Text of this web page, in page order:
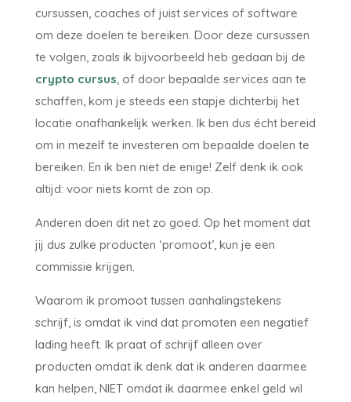
cursussen, coaches of juist services of software
om deze doelen te bereiken. Door deze cursussen
te volgen, zoals ik bijvoorbeeld heb gedaan bij de
crypto cursus, of door bepaalde services aan te
schaffen, kom je steeds een stapje dichterbij het
locatie onafhankelijk werken. Ik ben dus écht bereid
om in mezelf te investeren om bepaalde doelen te
bereiken. En ik ben niet de enige! Zelf denk ik ook
altijd: voor niets komt de zon op.
Anderen doen dit net zo goed. Op het moment dat
jij dus zulke producten ‘promoot’, kun je een
commissie krijgen.
Waarom ik promoot tussen aanhalingstekens
schrijf, is omdat ik vind dat promoten een negatief
lading heeft. Ik praat of schrijf alleen over
producten omdat ik denk dat ik anderen daarmee
kan helpen, NIET omdat ik daarmee enkel geld wil